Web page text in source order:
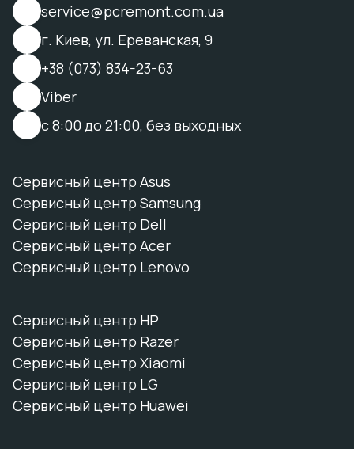
service@pcremont.com.ua
г. Киев, ул. Ереванская, 9
+38 (073) 834-23-63
Viber
с 8:00 до 21:00, без выходных
Сервисный центр Asus
Сервисный центр Samsung
Сервисный центр Dell
Сервисный центр Acer
Сервисный центр Lenovo
Сервисный центр HP
Сервисный центр Razer
Сервисный центр Xiaomi
Сервисный центр LG
Сервисный центр Huawei